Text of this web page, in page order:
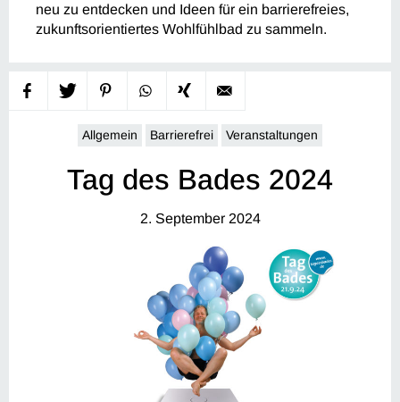
neu zu entdecken und Ideen für ein barrierefreies,
zukunftsorientiertes Wohlfühlbad zu sammeln.
Allgemein Barrierefrei Veranstaltungen
Tag des Bades 2024
2. September 2024